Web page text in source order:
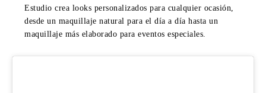
Estudio crea looks personalizados para cualquier ocasión,
desde un maquillaje natural para el día a día hasta un
maquillaje más elaborado para eventos especiales.